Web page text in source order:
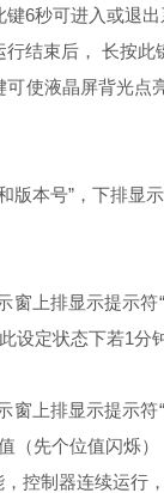
键6秒可进入或退
行结束后， 长按
点击此键可
版本号”，下排显
窗上排显示提示
设定状态下若1
窗上排显示提示
（先个位值闪烁
控制器连续运